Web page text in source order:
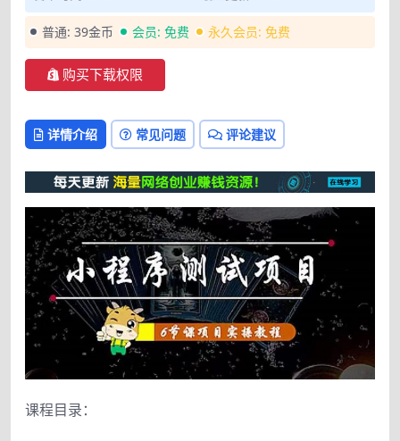
普通: 39金币 会员: 免费 永久会员: 免费
购买下载权限
详情介绍 常见问题 评论建议
课程目录：